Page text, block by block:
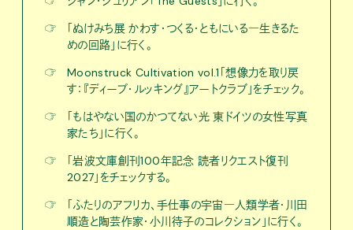
☞
「ぬけみち展 かわす・つくる・ともにいる―生きるた
めの回路」に行く。
☞
Moonstruck Cultivation vol.1「想像力を取り戻
す：『ディープ・ルッキング』アートクラブ」をチェック。
☞
「もはやない国のかつてない光 東ドイツの女性写真
家たち」に行く。
☞
「岩波文庫創刊100年記念 読者リクエスト復刊
2027」をチェックする。
☞
「ふたりのアフリカ、手仕事の宇宙―人類学者・川田
順造と陶芸作家・小川待子のコレクション」に行く。